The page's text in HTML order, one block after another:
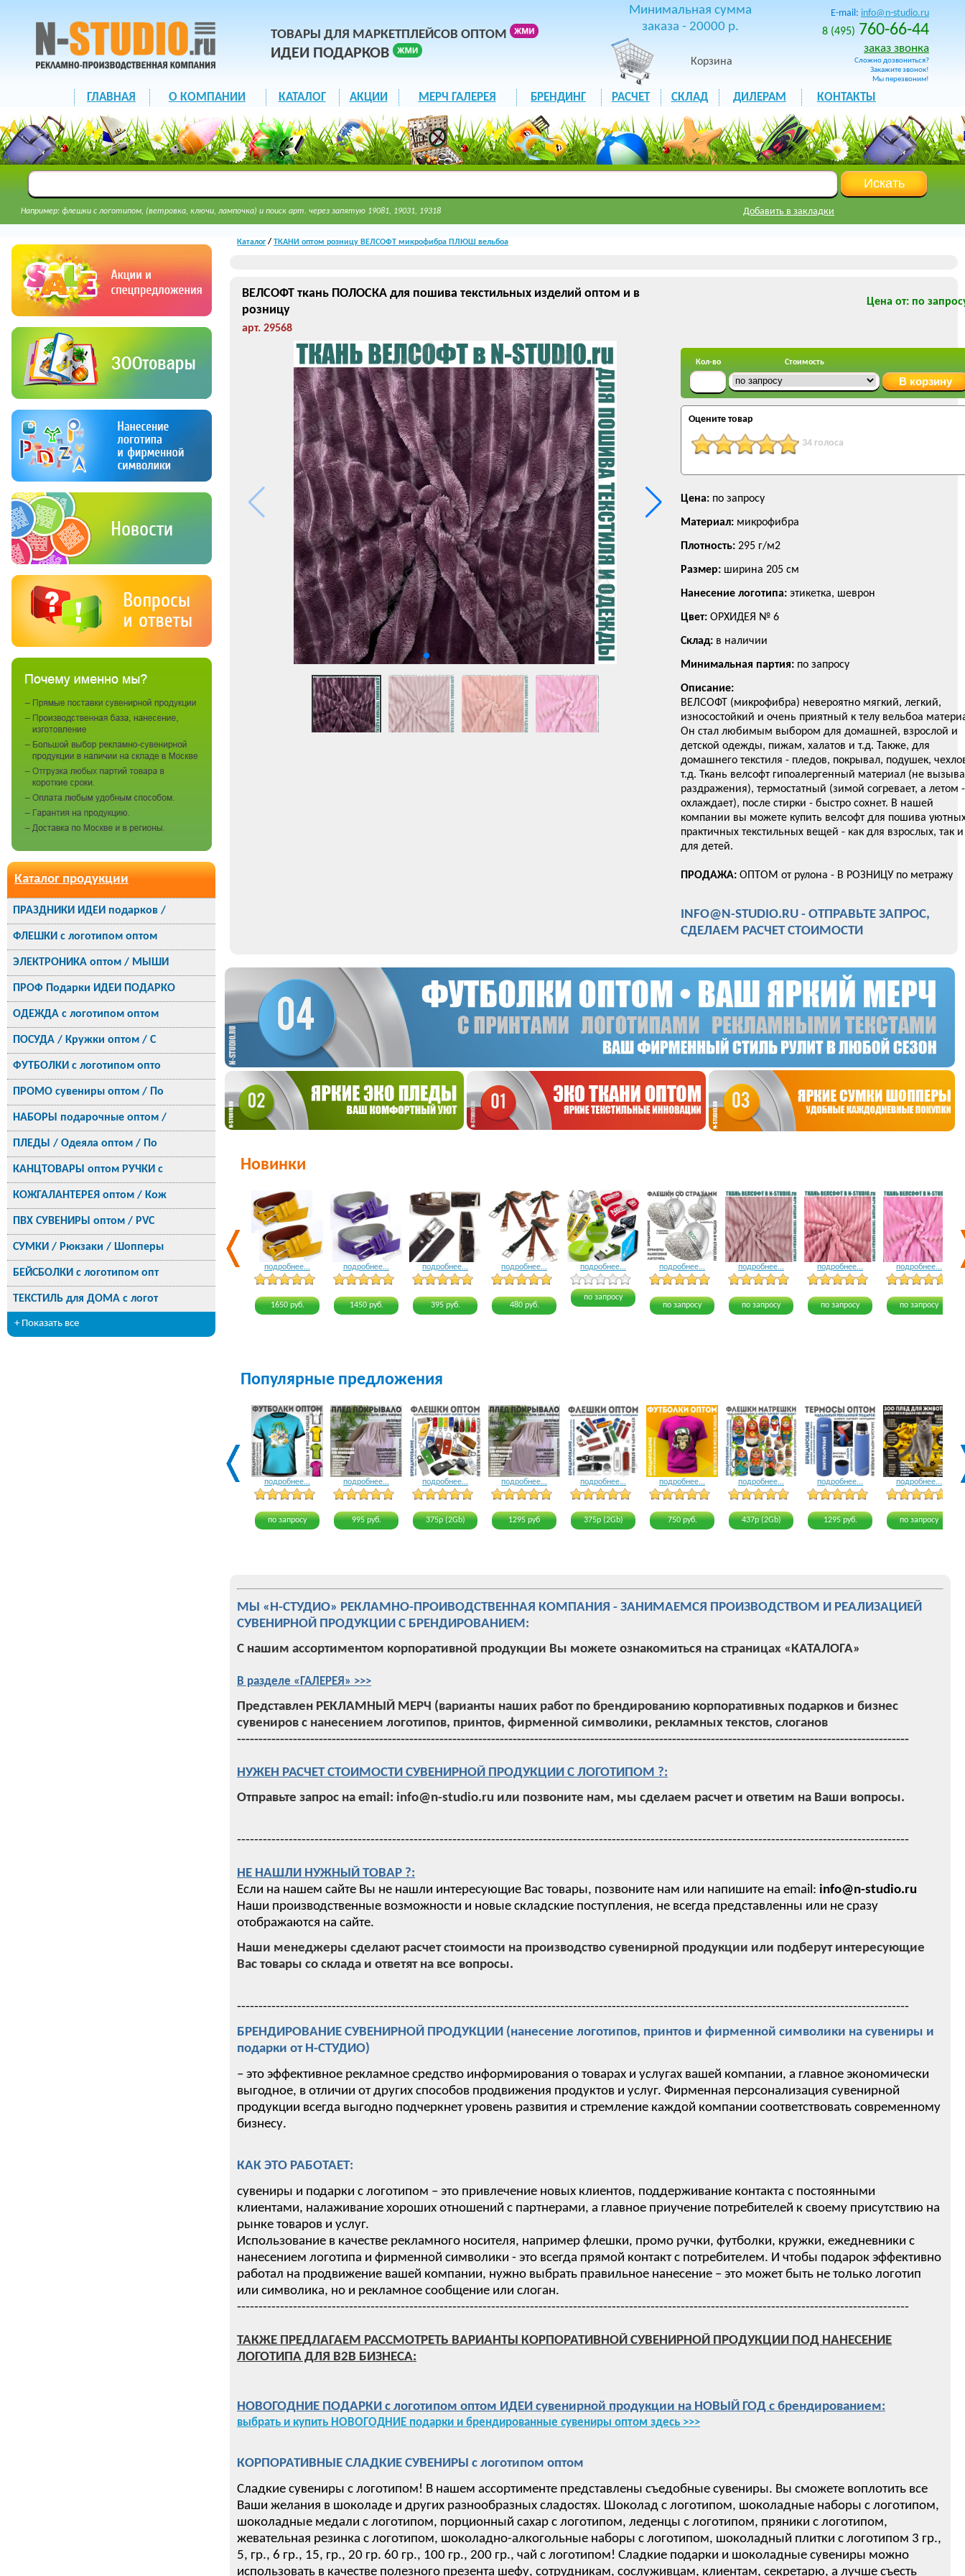
ТОВАРЫ ДЛЯ МАРКЕТПЛЕЙСОВ ОПТОМ
ИДЕИ ПОДАРКОВ
Минимальная сумма
заказа - 20000 р.
Корзина
E-mail: info@n-studio.ru
8 (495) 760-66-44
заказ звонка
Сложно дозвониться?
Закажите звонок!
Мы перезвоним!
ГЛАВНАЯ О КОМПАНИИ КАТАЛОГ АКЦИИ МЕРЧ ГАЛЕРЕЯ БРЕНДИНГ РАСЧЕТ СКЛАД ДИЛЕРАМ КОНТАКТЫ
Например: флешки с логотипом, (ветровка, ключи, лампочка) и поиск арт. через запятую 19081, 19031, 19318 Добавить в закладки
Каталог продукции
ПРАЗДНИКИ ИДЕИ подарков /
ФЛЕШКИ с логотипом оптом
ЭЛЕКТРОНИКА оптом / МЫШИ
ПРОФ Подарки ИДЕИ ПОДАРКО
ОДЕЖДА с логотипом оптом
ПОСУДА / Кружки оптом / С
ФУТБОЛКИ с логотипом опто
ПРОМО сувениры оптом / По
НАБОРЫ подарочные оптом /
ПЛЕДЫ / Одеяла оптом / По
КАНЦТОВАРЫ оптом РУЧКИ с
КОЖГАЛАНТЕРЕЯ оптом / Кож
ПВХ СУВЕНИРЫ оптом / PVC
СУМКИ / Рюкзаки / Шопперы
БЕЙСБОЛКИ с логотипом опт
ТЕКСТИЛЬ для ДОМА с логот
+ Показать все
Каталог/ ТКАНИ оптом розницу ВЕЛСОФТ микрофибра ПЛЮШ вельбоа
ВЕЛСОФТ ткань ПОЛОСКА для пошива текстильных изделий оптом и в
розницу
Цена от: по
арт. 29568
Кол-во Стоимость
Оцените товар
34 голоса
Цена: по запросу
Материал: микрофибра
Плотность: 295 г/м2
Размер: ширина 205 см
Нанесение логотипа: этикетка, шеврон
Цвет: ОРХИДЕЯ № 6
Склад: в наличии
Минимальная партия: по запросу
Описание:
ВЕЛСОФТ (микрофибра) невероятно мягкий, легкий,
износостойкий и очень приятный к телу вельбоа
Он стал любимым выбором для домашней, взрослой и
детской одежды, пижам, халатов и т.д. Также, для
домашнего текстиля - пледов, покрывал, подушек,
т.д. Ткань велсофт гипоалергенный материал (не
раздражения), термостатный (зимой согревает, а летом -
охлаждает), после стирки - быстро сохнет. В нашей
компании вы можете купить велсофт для пошива
практичных текстильных вещей - как для взрослых, так и
для детей.
ПРОДАЖА: ОПТОМ от рулона - В РОЗНИЦУ по метражу
INFO@N-STUDIO.RU - ОТПРАВЬТЕ ЗАПРОС,
СДЕЛАЕМ РАСЧЕТ СТОИМОСТИ
Новинки
подробнее...
4 голоса
1650 руб.
подробнее...
3 голоса
1450 руб.
подробнее...
3 голоса
395 руб.
подробнее...
4 голоса
480 руб.
подробнее...
по запросу
подробнее...
5 голосов
по запросу
подробнее...
12 голосов
по запросу
подробнее...
8 голосов
по запросу
подробнее...
по запросу
Популярные предложения
подробнее...
19 голосов
по запросу
подробнее...
23 голоса
995 руб.
подробнее...
19 голосов
375р (2Gb)
подробнее...
15 голосов
1295 руб
подробнее...
17 голосов
375р (2Gb)
подробнее...
20 голосов
750 руб.
подробнее...
24 голоса
437р (2Gb)
подробнее...
22 голоса
1295 руб.
подробнее...
по запросу
МЫ «Н-СТУДИО» РЕКЛАМНО-ПРОИВОДСТВЕННАЯ КОМПАНИЯ - ЗАНИМАЕМСЯ ПРОИЗВОДСТВОМ И РЕАЛИЗАЦИЕЙ
СУВЕНИРНОЙ ПРОДУКЦИИ С БРЕНДИРОВАНИЕМ:
С нашим ассортиментом корпоративной продукции Вы можете ознакомиться на страницах «КАТАЛОГА»
В разделе «ГАЛЕРЕЯ» >>>
Представлен РЕКЛАМНЫЙ МЕРЧ (варианты наших работ по брендированию корпоративных подарков и бизнес
сувениров с нанесением логотипов, принтов, фирменной символики, рекламных текстов, слоганов
------------------------------------------------------------------------------------------------------------------------------------------------------------
НУЖЕН РАСЧЕТ СТОИМОСТИ СУВЕНИРНОЙ ПРОДУКЦИИ С ЛОГОТИПОМ ?:
Отправьте запрос на email: info@n-studio.ru или позвоните нам, мы сделаем расчет и ответим на Ваши вопросы.
------------------------------------------------------------------------------------------------------------------------------------------------------------
НЕ НАШЛИ НУЖНЫЙ ТОВАР ?:
Если на нашем сайте Вы не нашли интересующие Вас товары, позвоните нам или напишите на email: info@n-studio.ru
Наши производственные возможности и новые складские поступления, не всегда представленны или не сразу
отображаются на сайте.
Наши менеджеры сделают расчет стоимости на производство сувенирной продукции или подберут интересующие
Вас товары со склада и ответят на все вопросы.
------------------------------------------------------------------------------------------------------------------------------------------------------------
БРЕНДИРОВАНИЕ СУВЕНИРНОЙ ПРОДУКЦИИ (нанесение логотипов, принтов и фирменной символики на сувениры и
подарки от Н-СТУДИО)
– это эффективное рекламное средство информирования о товарах и услугах вашей компании, а главное экономически
выгодное, в отличии от других способов продвижения продуктов и услуг. Фирменная персонализация сувенирной
продукции всегда выгодно подчеркнет уровень развития и стремление каждой компании соответствовать современному
бизнесу.
КАК ЭТО РАБОТАЕТ:
сувениры и подарки с логотипом – это привлечение новых клиентов, поддерживание контакта с постоянными
клиентами, налаживание хороших отношений с партнерами, а главное приучение потребителей к своему присутствию на
рынке товаров и услуг.
Использование в качестве рекламного носителя, например флешки, промо ручки, футболки, кружки, ежедневники с
нанесением логотипа и фирменной символики - это всегда прямой контакт с потребителем. И чтобы подарок эффективно
работал на продвижение вашей компании, нужно выбрать правильное нанесение – это может быть не только логотип
или символика, но и рекламное сообщение или слоган.
------------------------------------------------------------------------------------------------------------------------------------------------------------
ТАКЖЕ ПРЕДЛАГАЕМ РАССМОТРЕТЬ ВАРИАНТЫ КОРПОРАТИВНОЙ СУВЕНИРНОЙ ПРОДУКЦИИ ПОД НАНЕСЕНИЕ
ЛОГОТИПА ДЛЯ B2B БИЗНЕСА:
НОВОГОДНИЕ ПОДАРКИ с логотипом оптом ИДЕИ сувенирной продукции на НОВЫЙ ГОД с брендированием:
выбрать и купить НОВОГОДНИЕ подарки и брендированные сувениры оптом здесь >>>
КОРПОРАТИВНЫЕ СЛАДКИЕ СУВЕНИРЫ с логотипом оптом
Сладкие сувениры с логотипом! В нашем ассортименте представлены съедобные сувениры. Вы сможете воплотить все
Ваши желания в шоколаде и других разнообразных сладостях. Шоколад с логотипом, шоколадные наборы с логотипом,
шоколадные медали с логотипом, порционный сахар с логотипом, леденцы с логотипом, пряники с логотипом,
жевательная резинка с логотипом, шоколадно-алкогольные наборы с логотипом, шоколадный плитки с логотипом 3 гр.,
5, гр., 6 гр., 15, гр., 20 гр. 60 гр., 100 гр., 200 гр., чай с логотипом! Сладкие подарки и шоколадные сувениры можно
использовать в качестве полезного презента шефу, сотрудникам, сослуживцам, клиентам, секретарю, а лучше съесть